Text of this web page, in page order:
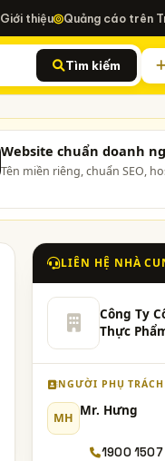
Giới thiệu Quảng cáo trên
Tìm kiếm
Website chuẩn doanh
Tên miền riêng, chuẩn SEO,
LIÊN HỆ NHÀ
Công Ty
Thực
NGƯỜI PHỤ TRÁCH
MH Mr. Hưng
1900 1507